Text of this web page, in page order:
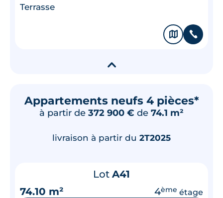
Terrasse
🗞 📞
▾
Appartements neufs 4 pièces*
à partir de 372 900 € de 74.1 m²
livraison à partir du 2T2025
Lot A41
74.10 m²
4ème étage